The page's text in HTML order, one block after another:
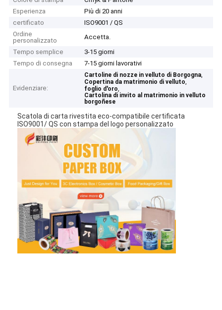
Esperienza
Più di 20 anni
certificato
ISO9001 / QS
Ordine
personalizzato
Accetta.
Tempo semplice
3-15 giorni
Tempo di consegna
7-15 giorni lavorativi
Evidenziare:
Cartoline di nozze in velluto di Borgogna,
Copertina da matrimonio di velluto,
foglio d'oro,
Cartolina di invito al matrimonio in velluto
borgoñese
Scatola di carta rivestita eco-compatibile certificata
ISO9001/ QS con stampa del logo personalizzato